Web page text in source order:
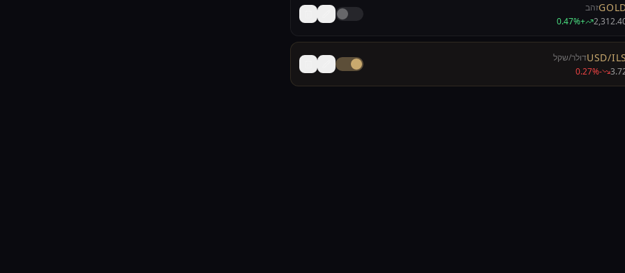
זהב
+0.47%
USD/ILSדולר/שקל
-0.27%